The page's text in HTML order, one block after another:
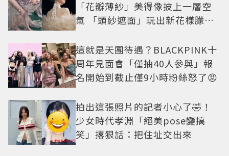
「花瓣薄紗」美得像披上一層空
氣 「頭紗遮面」玩出新花樣朦朧
這就是天團待遇？BLACKPINK十
周年見面會「僅抽40人參與」報
名開始到截止僅9小時粉絲怒了😡
拍出這張照片的記者小心了🤣！
少女時代孝淵「絕美pose變搞
笑」撂狠話：把住址交出來